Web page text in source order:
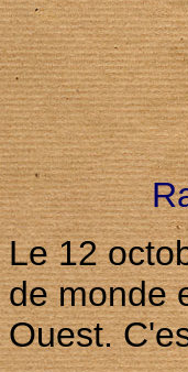
Le 12
de monde
Ouest.